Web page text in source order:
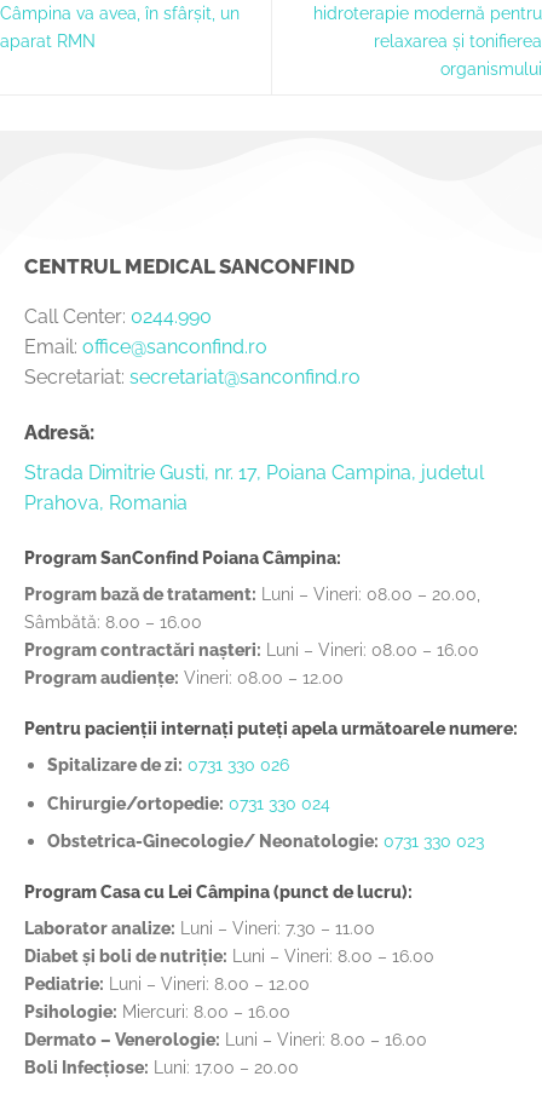
Câmpina va avea, în sfârşit, un
aparat RMN
hidroterapie modernă pentru
relaxarea și tonifierea
organismului
CENTRUL MEDICAL SANCONFIND
Call Center: 0244.990
Email: office@sanconfind.ro
Secretariat: secretariat@sanconfind.ro
Adresă:
Strada Dimitrie Gusti, nr. 17, Poiana Campina, judetul
Prahova, Romania
Program SanConfind Poiana Câmpina:
Program bază de tratament: Luni – Vineri: 08.00 – 20.00,
Sâmbătă: 8.00 – 16.00
Program contractări nașteri: Luni – Vineri: 08.00 – 16.00
Program audiențe: Vineri: 08.00 – 12.00
Pentru pacienții internați puteți apela următoarele numere:
Spitalizare de zi: 0731 330 026
Chirurgie/ortopedie: 0731 330 024
Obstetrica-Ginecologie/ Neonatologie: 0731 330 023
Program Casa cu Lei Câmpina (punct de lucru):
Laborator analize: Luni – Vineri: 7.30 – 11.00
Diabet și boli de nutriție: Luni – Vineri: 8.00 – 16.00
Pediatrie: Luni – Vineri: 8.00 – 12.00
Psihologie: Miercuri: 8.00 – 16.00
Dermato – Venerologie: Luni – Vineri: 8.00 – 16.00
Boli Infecțiose: Luni: 17.00 – 20.00